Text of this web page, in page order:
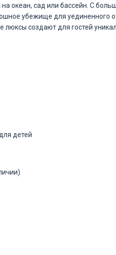
океан, сад или бассейн. С
убежище для
создают для гостей
детей